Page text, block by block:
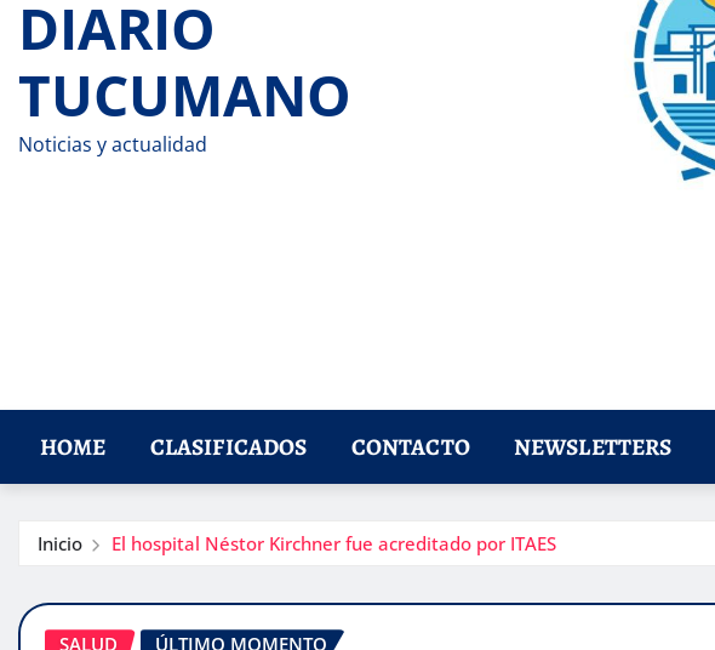
DIARIO
TUCUMANO
Noticias y actualidad
HOME CLASIFICADOS CONTACTO NEWSLETTERS
Inicio El hospital Néstor Kirchner fue acreditado por ITAES
SALUD ÚLTIMO MOMENTO